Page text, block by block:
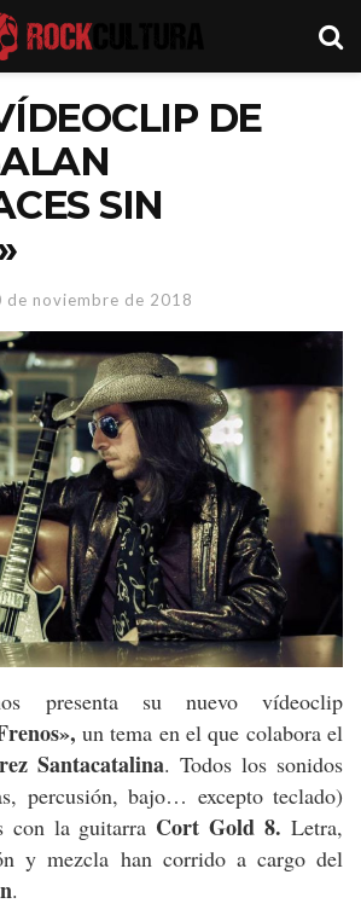
DE
SIN
de noviembre de 2018
presenta su nuevo vídeoclip
un tema en el que colabora el
Santacatalina. Todos los sonidos
percusión, bajo… excepto teclado)
con la guitarra Cort Gold 8.Letra,
y mezcla han corrido a cargo del
.